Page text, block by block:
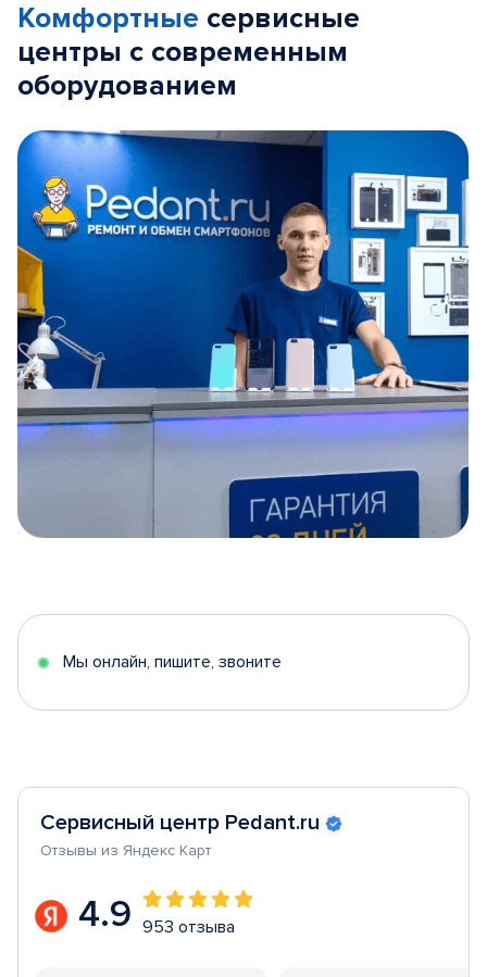
Комфортные сервисные
центры с современным
оборудованием
5
Мы онлайн, пишите, звоните
Сервисный центр Pedant.ru
Отзывы из Яндекс Карт
4.9 953 отзыва